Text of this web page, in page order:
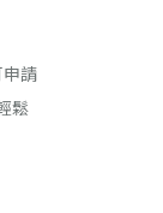
請
鬆